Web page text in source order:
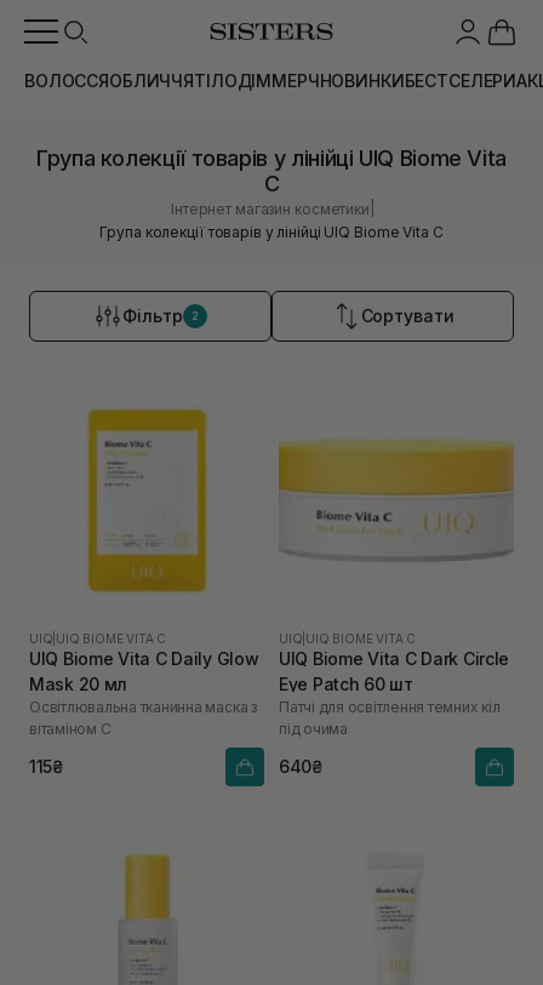
ВОЛОССЯОБЛИЧЧЯТІЛОДІММЕРЧНОВИНКИБЕСТСЕЛЕРИ
Група колекції товарів у лінійці UIQ Biome Vita
C
Інтернет магазин косметики
Група колекції товарів у лінійці UIQ Biome Vita C
Фільтр 2 Сортувати
UIQ UIQ BIOME VITA C
UIQ Biome Vita C Daily Glow
Mask 20 мл
Освітлювальна тканинна маска з
вітаміном C
115₴
UIQ UIQ BIOME VITA C
UIQ Biome Vita C Dark Circle
Eye Patch 60 шт
Патчі для освітлення темних кіл
під очима
640₴